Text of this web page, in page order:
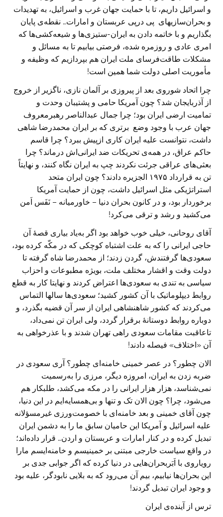
و اسرائیل داریم، تا با حمایت جهان غرب و اسرائیل، به تهدیدات
و بحران‌سازیهای پی درپی عربستان و امارات… نقطه‌ی پایان
بگذاریم و با خاتمه دادن به ایران-ستیزی‌ها و شیعه‌کشی‌ها که
امری عادی و روزمره شده، فرصتی بیابیم تا به مسائل و
مشکلات طاقت‌فرسای ملت ایران هم بپردازیم که وظیفه و
مأموریت اصلی دولت شما همین است!
چرا اتحاد شوروی بعد از پیروزی بر آلمان نازی، ناگزیر از خروج
از آذربایجان شد؟ چون آمریکا حامی و پشتیبان وحدت و
تمامیت ارضی ایران بود؛ چرا جمال عبدالناصر رهبرمعروف
جهان عرب با وجود وضع برتری که بر ایران محمدرضا شاهی
داشت، نتوانست علیه ایران کاری ازپیش ببرد؟ چرا قاسم
حاکم عراق، در همه‌ی تحریکات ضد ایرانی‌اش درماند؟ چرا
بعثی‌های عراقی جرئت نکردند چپ به ایران نگاه کنند، و نهایتاً
تن به قرارداد ۱۹۷۵ الجزیره دادند؟ چون ایران متحد
استراتژیکی مثل اسرائیل داشت، چون از حمایت آمریکا
برخوردار بود، و در کانون بحران دنیا – خاورمیانه – نَفَس اَمن
می‌کشید و رشد و ترقی می‌کرد!
آقای روحانی، خیلی خوب خواهد بود اگر به‌یاد بیاری قصهٔ آن
حاجی ایرانی را که به علت اشتباه کوچکی که در مکّه کرده بود،
سعودی‌ها گرفتندش، گردن زدند؛ از محمدرضا شاه گرفته تا
دولت وقت و اقشار مختلف ملت، بویژه مطبوعات و احزاب
سیاسی به تندی به سعودی‌ها اعتراض کردند و نهایتا کار به قطع
روابط دیپلوماتیک با آن کشور کشید؛ سعودی‌ها سالها التماس
می‌کردند که کشور شاهنشاهی ایران از سر آن قضیه بگذرد، و
دوباره روابط دوستانهٔ برقرار گردد، ولی ایران تن نمی‌داد،
تاعاقبت مقامات سعودی راهی تهران شدند و با عذرخواهی به
آن «اختلاف» فیصله دادند!
الان چطور؟ در عصر خمینی خامنه‌ای چطور؟ آری سعودی در
ضربه زدن به ایران، امروزه دیگر، مرزی را به‌رسميت
نمی‌شناسد، هزار هزار ایرانی را در مکه می‌کشد، طلبکار هم
می‌شود، چرا؟ چون الان تک و تنها و بی‌همسایه‌ایم در این دنیا،
چون آقای خمینی و بعد خامنه‌ای با خصومت‌ورزی غیرمسؤلانه
علیه اسرائیل و آمریکا این حامیان سابق ما را به دشمن ایران
تبدیل کرده و در کنار امارات و عربستان و اردن… قرار داده‌اند؛
در واقع سیاست خارجی مبتنی بر خمینیسم و خامنه‌ایسم مارا
رویاروی با اَبَربحران‌هايی در دنیا کرده که اگر جوابی جدی بر
این بحران‌ها نیابیم، بیم آن می‌رود که به بلايی نابودگر، علیه بود
و وجود ایران تبدیل گردند!
ترس از آینده‌ی ایران